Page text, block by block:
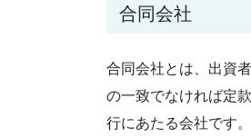
合同会社
合同会社とは、出資
の一致でなければ定
行にあたる会社です。